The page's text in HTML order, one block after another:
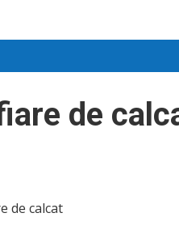
de
de calcat